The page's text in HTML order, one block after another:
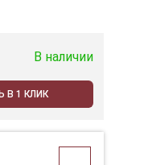
В наличии
В 1 КЛИК